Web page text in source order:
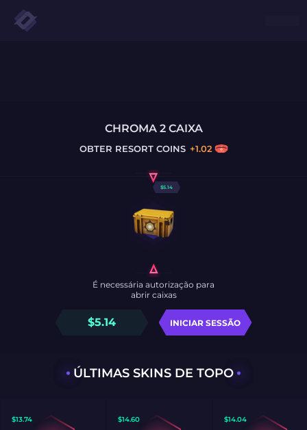
CHROMA 2 CAIXA
OBTER RESORT COINS +1.02
$5.14
$5.14 INICIAR SESSÃO
É necessária autorização para
abrir caixas
ÚLTIMAS SKINS DE TOPO
$13.74 $14.60 $14.04